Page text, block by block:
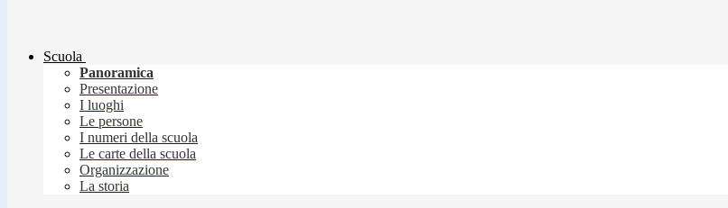
Scuola
Panoramica
Presentazione
I luoghi
Le persone
I numeri della scuola
Le carte della scuola
Organizzazione
La storia